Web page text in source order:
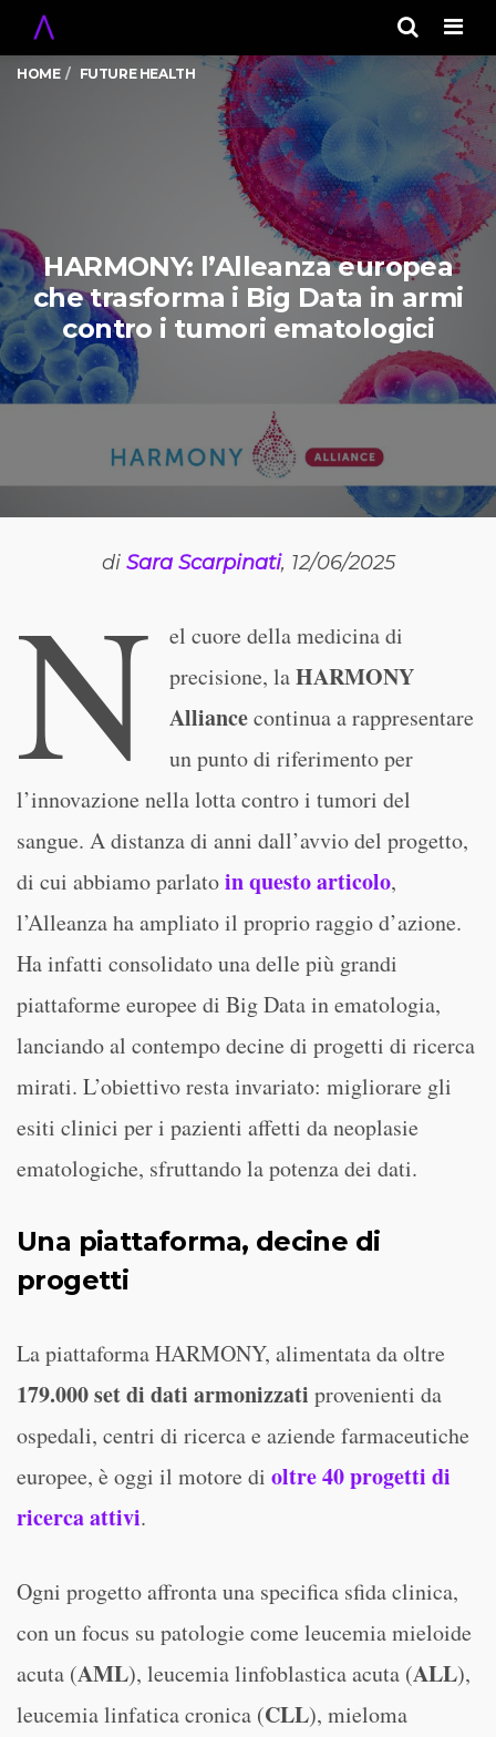
HOME FUTURE HEALTH
HARMONY: l’Alleanza europea
che trasforma i Big Data in armi
contro i tumori ematologici
di Sara Scarpinati, 12/06/2025
N
el cuore della medicina di
precisione, laHARMONY
Alliancecontinua a rappresentare
un punto di riferimento per
l’innovazione nella lotta contro i tumori del
sangue. A distanza di anni dall’avvio del progetto,
di cui abbiamo parlatoin questo articolo,
l’Alleanza ha ampliato il proprio raggio d’azione.
Ha infatti consolidato una delle più grandi
piattaforme europee di Big Data in ematologia,
lanciando al contempo decine di progetti di ricerca
mirati. L’obiettivo resta invariato: migliorare gli
esiti clinici per i pazienti affetti da neoplasie
ematologiche, sfruttando la potenza dei dati.
Una piattaforma, decine di
progetti
La piattaforma HARMONY, alimentata da oltre
179.000 set di dati armonizzati provenienti da
ospedali, centri di ricerca e aziende farmaceutiche
europee, è oggi il motore di oltre 40 progetti di
ricerca attivi.
Ogni progetto affronta una specifica sfida clinica,
con un focus su patologie come leucemia mieloide
acuta (AML), leucemia linfoblastica acuta (ALL),
leucemia linfatica cronica (CLL), mieloma